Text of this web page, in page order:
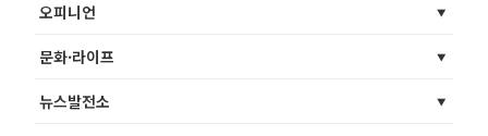
오피니언
문화·라이프
뉴스발전소